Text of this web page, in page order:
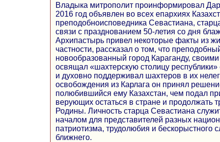
Владыка митрополит проинформировал
2016 год объявлен во всех епархиях
преподобноисповедника Севастиана,
связи с празднованием 50-летия со дня
Архипастырь привел некоторые факты из
частности, рассказал о том, что
новообразованный город Караганду,
освящал «шахтерскую столицу
и духовно поддерживал шахтеров в их
освобождения из Карлага он принял
полюбившийся ему Казахстан, чем подал
верующих остаться в стране и продолжать
Родины. Личность старца Севастиана
началом для представителей разных
патриотизма, трудолюбия и бескорыстного
ближнего.